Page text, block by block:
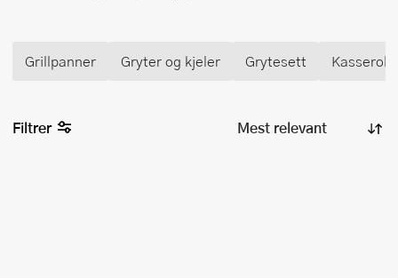
Grillpanner Gryter og kjeler Grytesett
Filtrer